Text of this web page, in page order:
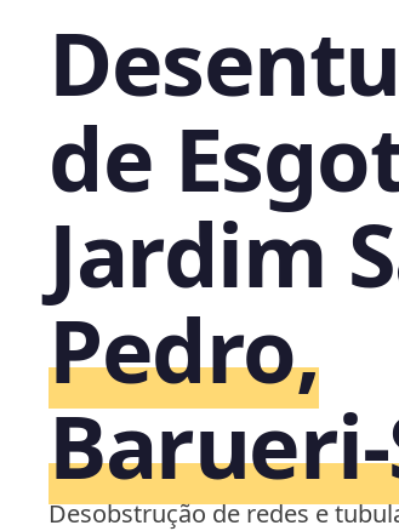
de
Jardim
Pedro,
Desobstrução de redes e